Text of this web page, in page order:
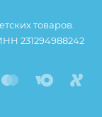
товаров.
231294988242